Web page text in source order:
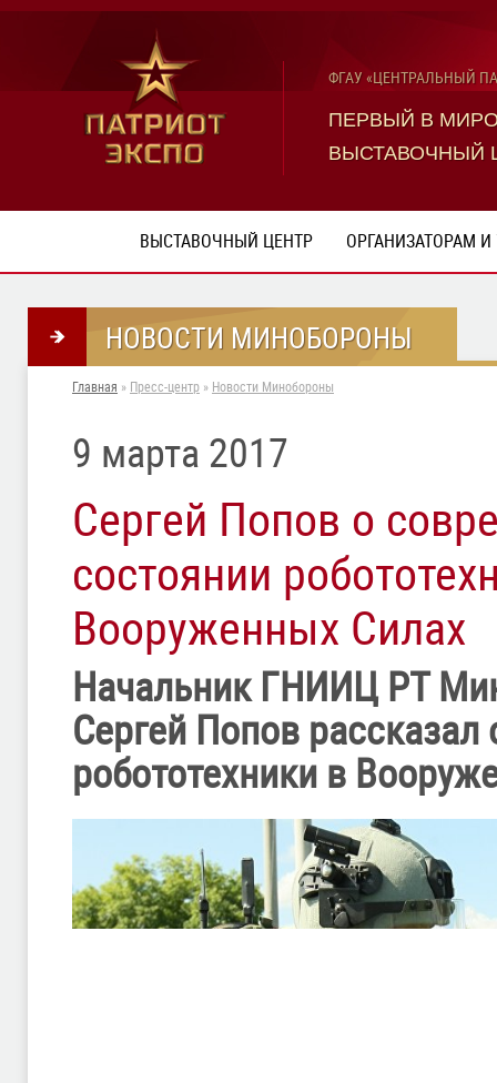
ФГАУ «ЦЕНТРАЛЬНЫЙ
ПЕРВЫЙ В
ВЫСТАВОЧНЫЙ
ВЫСТАВОЧНЫЙ ЦЕНТР ОРГАНИЗАТОРАМ
НОВОСТИ МИНОБОРОНЫ
Главная » Пресс-центр » Новости Минобороны
9 марта 2017
Сергей Попов о
состоянии
Вооруженных Силах
Начальник ГНИИЦ РТ
Сергей Попов
робототехники в